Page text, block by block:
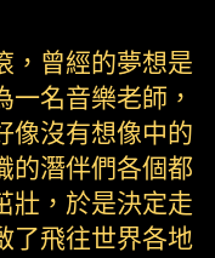
，曾經的夢想是
名音樂老師，
像沒有想像中的
的潛伴們各個都
壯，於是決定走
了飛往世界各地